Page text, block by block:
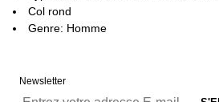
Col rond
Genre: Homme
Newsletter